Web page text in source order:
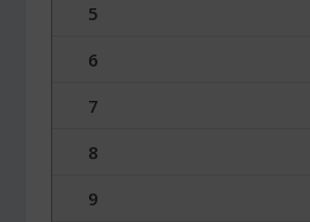
5
6
7
8
9